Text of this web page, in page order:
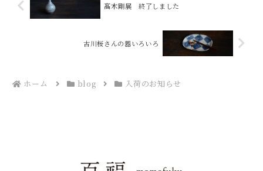
髙木剛展 終了しました
古川桜さんの器いろいろ
ホーム blog 入荷のお知らせ